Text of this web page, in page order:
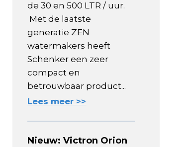
de 30 en 500 LTR / uur.
Met de laatste
generatie ZEN
watermakers heeft
Schenker een zeer
compact en
betrouwbaar product...
Lees meer >>
Nieuw: Victron Orion